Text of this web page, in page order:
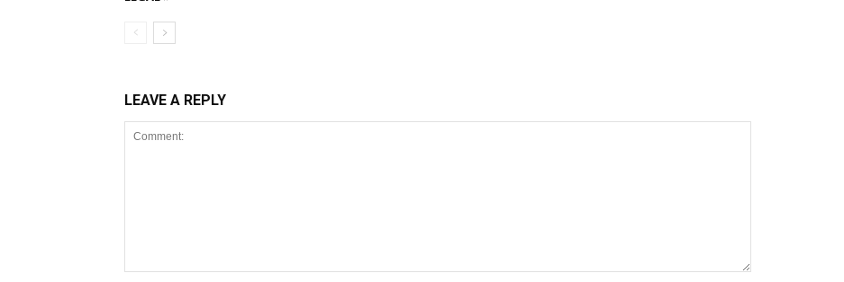
LEAVE A REPLY